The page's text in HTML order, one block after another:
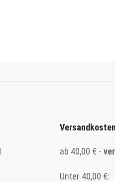
ab 40,00 € -
Unter 40,00 €: